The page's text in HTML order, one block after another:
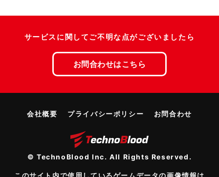
サービスに関してご不明な点がございましたら
お問合わせはこちら
会社概要 プライバシーポリシー お問合わせ
© TechnoBlood Inc. All Rights Reserved.